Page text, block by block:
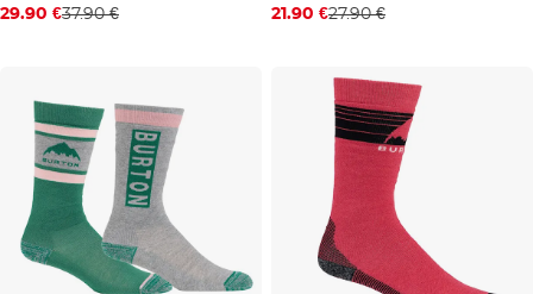
29.90 €37.90 € 21.90 €27.90 €